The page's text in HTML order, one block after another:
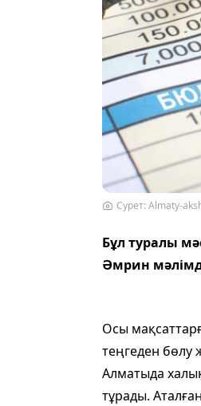
Сурет: Almaty-
Бұл туралы
Әмрин
Осы
теңгеден бөлу
Алматыда
тұрады.